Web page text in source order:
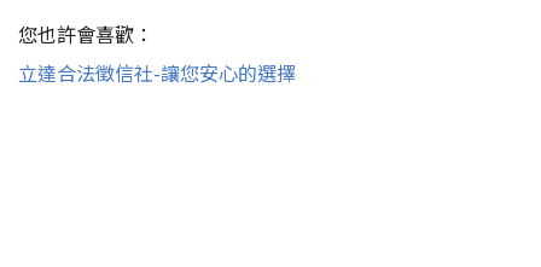
您也許會喜歡：
立達合法徵信社-讓您安心的選擇